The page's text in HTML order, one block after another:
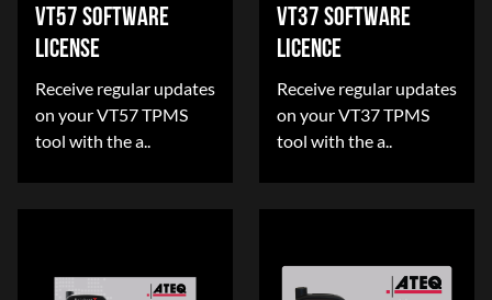
VT57 SOFTWARE
LICENSE
Receive regular updates
on your VT57 TPMS
tool with the a..
VT37 SOFTWARE
LICENCE
Receive regular updates
on your VT37 TPMS
tool with the a..